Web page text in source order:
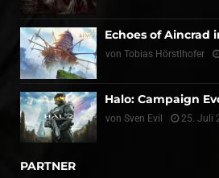
Echoes of Aincrad
von Tobias Hörstlhofer
Halo: Campaign
von Sven Evil 25. Juli
PARTNER